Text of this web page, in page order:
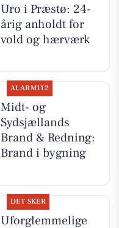
Uro i Præstø: 24-
årig anholdt for
vold og hærværk
ALARM112
Midt- og
Sydsjællands
Brand & Redning:
Brand i bygning
DET SKER
Uforglemmelige